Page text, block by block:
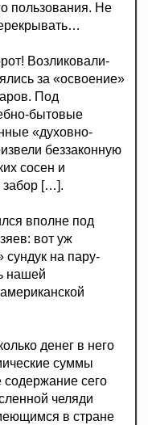
пользования. Не
Возликовали-
за «освоение»
Под
бытовые
«духовно-
беззаконную
сосен и
забор […].
вполне под
вот уж
сундук на пару-
нашей
денег в него
суммы
сего
челяди
в стране